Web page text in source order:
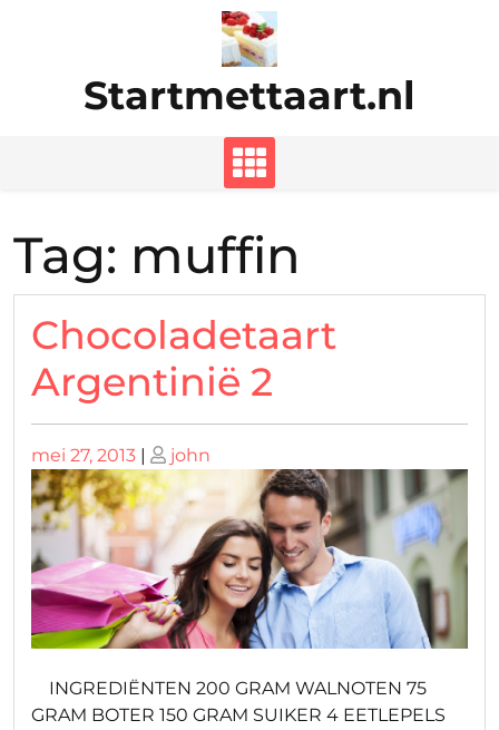
Startmettaart.nl
Tag: muffin
Chocoladetaart
Argentinië 2
Geplaatst
op
mei 27, 2013 | Geplaatst
op
john
INGREDIËNTEN 200 GRAM WALNOTEN 75
GRAM BOTER 150 GRAM SUIKER 4 EETLEPELS